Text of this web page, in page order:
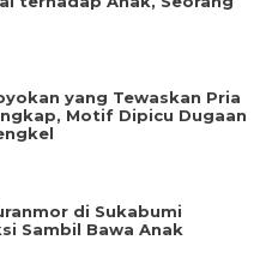
yang Tewaskan Pria
Motif Dipicu Dugaan
di Sukabumi
Sambil Bawa Anak